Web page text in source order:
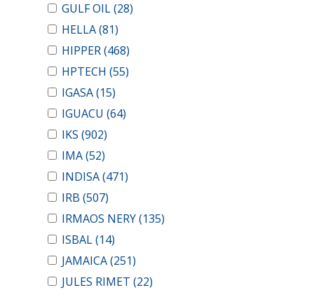
GULF OIL(28)
HELLA(81)
HIPPER(468)
HPTECH (55)
IGASA(15)
IGUACU (64)
IKS (902)
IMA(52)
INDISA(471)
IRB (507)
IRMAOS NERY(135)
ISBAL(14)
JAMAICA(251)
JULES RIMET (22)